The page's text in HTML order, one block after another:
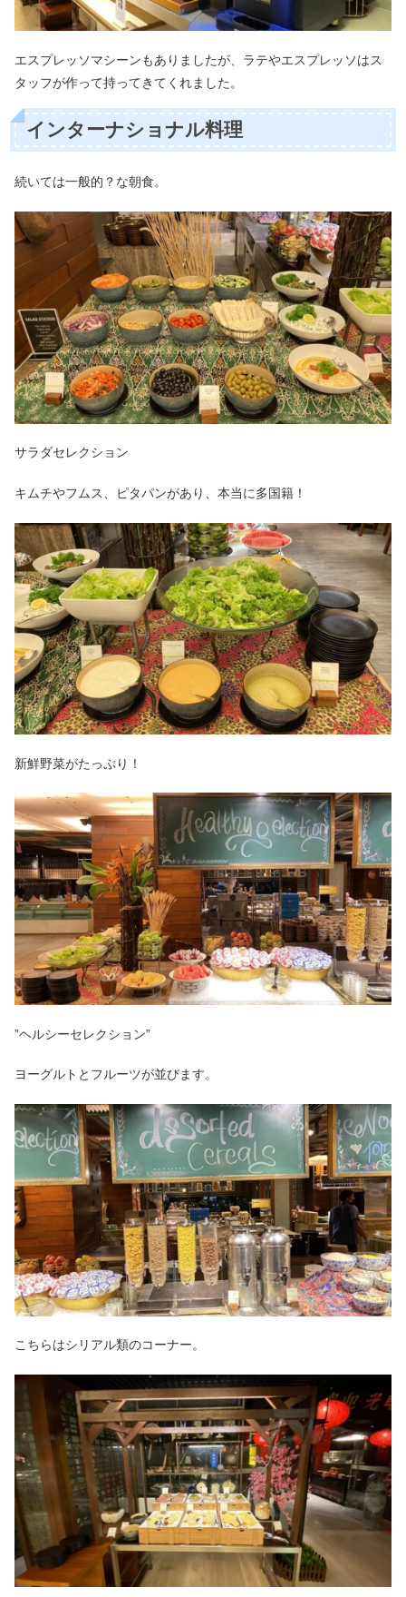
エスプレッソマシーンもありましたが、ラテやエスプレッソはス
タッフが作って持ってきてくれました。
インターナショナル料理
続いては一般的？な朝食。
サラダセレクション
キムチやフムス、ピタパンがあり、本当に多国籍！
新鮮野菜がたっぷり！
”ヘルシーセレクション”
ヨーグルトとフルーツが並びます。
こちらはシリアル類のコーナー。